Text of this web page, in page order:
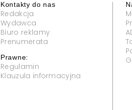
Kontakty do nas
Redakcja
Wydawca
Biuro reklamy
Prenumerata
Prawne:
Regulamin
Klauzula informacyjna